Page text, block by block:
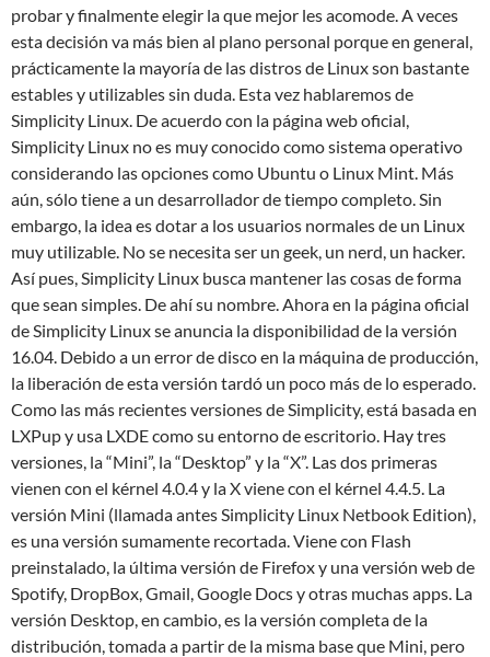
probar y finalmente elegir la que mejor les acomode. A veces
esta decisión va más bien al plano personal porque en general,
prácticamente la mayoría de las distros de Linux son bastante
estables y utilizables sin duda. Esta vez hablaremos de
Simplicity Linux. De acuerdo con la página web oficial,
Simplicity Linux no es muy conocido como sistema operativo
considerando las opciones como Ubuntu o Linux Mint. Más
aún, sólo tiene a un desarrollador de tiempo completo. Sin
embargo, la idea es dotar a los usuarios normales de un Linux
muy utilizable. No se necesita ser un geek, un nerd, un hacker.
Así pues, Simplicity Linux busca mantener las cosas de forma
que sean simples. De ahí su nombre. Ahora en la página oficial
de Simplicity Linux se anuncia la disponibilidad de la versión
16.04. Debido a un error de disco en la máquina de producción,
la liberación de esta versión tardó un poco más de lo esperado.
Como las más recientes versiones de Simplicity, está basada en
LXPup y usa LXDE como su entorno de escritorio. Hay tres
versiones, la “Mini”, la “Desktop” y la “X”. Las dos primeras
vienen con el kérnel 4.0.4 y la X viene con el kérnel 4.4.5. La
versión Mini (llamada antes Simplicity Linux Netbook Edition),
es una versión sumamente recortada. Viene con Flash
preinstalado, la última versión de Firefox y una versión web de
Spotify, DropBox, Gmail, Google Docs y otras muchas apps. La
versión Desktop, en cambio, es la versión completa de la
distribución, tomada a partir de la misma base que Mini, pero